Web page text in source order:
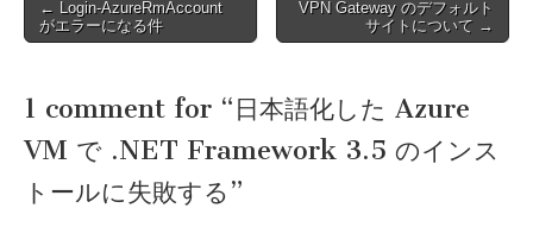
Post
navigation
← Login-AzureRmAccount
がエラーになる件
VPN Gateway のデフォルト
サイトについて →
1 comment for “日本語化した Azure
VM で .NET Framework 3.5 のインス
トールに失敗する”